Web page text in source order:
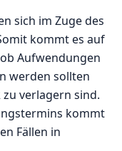
sich im Zuge des
kommt es auf
Aufwendungen
werden sollten
zu verlagern sind.
kommt
Fällen in